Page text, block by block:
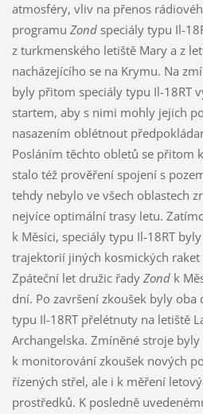
atmosféry, vliv na přenos
programu Zondspeciály typu Il-
z turkmenského letiště Mary a z
nacházejícího se na Krymu. Na
byly přitom speciály typu Il-18RT
startem, aby s nimi mohly jejich
nasazením oblétnout
Posláním těchto obletů se přitom
stalo též prověření spojení s
tehdy nebylo ve všech oblastech
nejvíce optimální trasy letu.
k Měsíci, speciály typu Il-18RT
trajektorií jiných kosmických
Zpáteční let družic řady Zondk
dní. Po završení zkoušek byly oba
typu Il-18RT přelétnuty na letiště
Archangelska. Zmíněné stroje
k monitorování zkoušek nových
řízených střel, ale i k měření
prostředků. K posledně